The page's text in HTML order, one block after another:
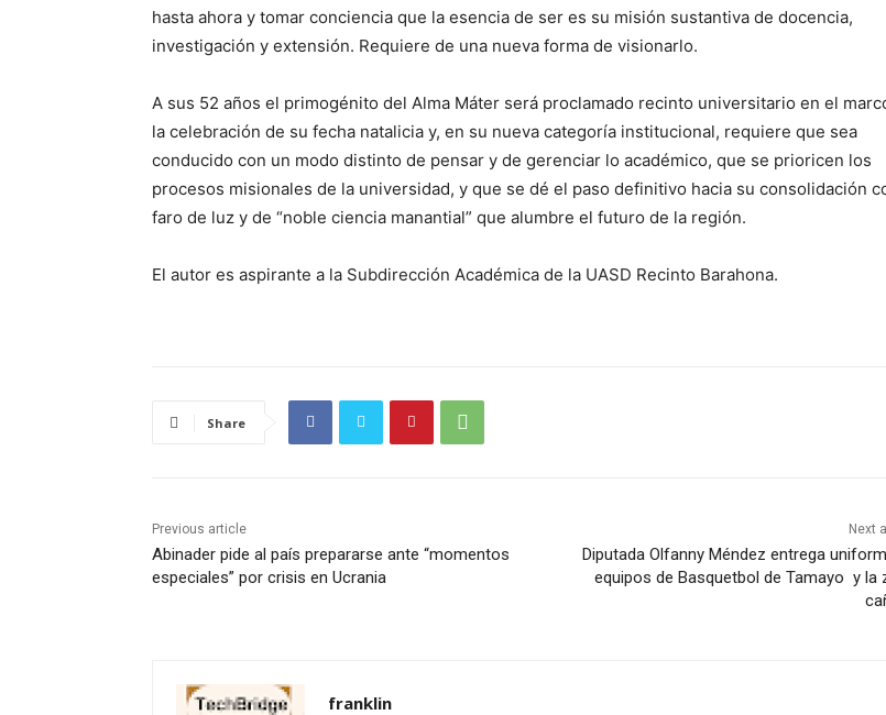
hasta ahora y tomar conciencia que la esencia de ser es su misión sustantiva de docencia,
investigación y extensión. Requiere de una nueva forma de visionarlo.
A sus 52 años el primogénito del Alma Máter será proclamado recinto universitario en el
la celebración de su fecha natalicia y, en su nueva categoría institucional, requiere que sea
conducido con un modo distinto de pensar y de gerenciar lo académico, que se prioricen los
procesos misionales de la universidad, y que se dé el paso definitivo hacia su consolidación
faro de luz y de “noble ciencia manantial” que alumbre el futuro de la región.
El autor es aspirante a la Subdirección Académica de la UASD Recinto Barahona.
Share
Previous article
Abinader pide al país prepararse ante “momentos
especiales” por crisis en Ucrania
Next
Diputada Olfanny Méndez entrega
equipos de Basquetbol de Tamayo y la
franklin